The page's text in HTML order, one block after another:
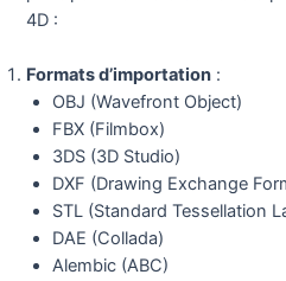
4D :
Formats d’importation :
OBJ (Wavefront Object)
FBX (Filmbox)
3DS (3D Studio)
DXF (Drawing Exchange
STL (Standard Tessellation
DAE (Collada)
Alembic (ABC)